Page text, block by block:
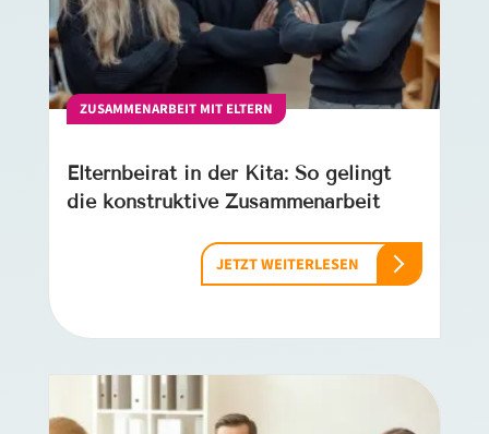
ZUSAMMENARBEIT MIT ELTERN
Elternbeirat in der Kita: So gelingt
die konstruktive Zusammenarbeit
JETZT WEITERLESEN